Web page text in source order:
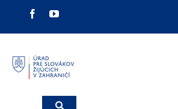
FacebookYouTube